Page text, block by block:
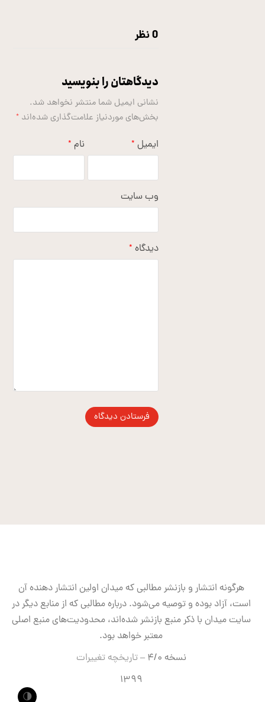
0 نظر
دیدگاهتان را بنویسید
نشانی ایمیل شما منتشر نخواهد شد.
بخش‌های موردنیاز علامت‌گذاری شده‌اند*
نام * ایمیل *
وب‌ سایت
دیدگاه *
هرگونه انتشار و بازنشر مطالبی که میدان اولین انتشار دهنده آن
است، آزاد بوده و توصیه می‌شود. درباره مطالبی که از منابع دیگر در
سایت میدان با ذکر منبع بازنشر شده‌اند، محدودیت‌های منبع اصلی
معتبر خواهد بود.
نسخه ۴/۰ –
تاریخچه تغییرات
۱۳۹۹
🌗